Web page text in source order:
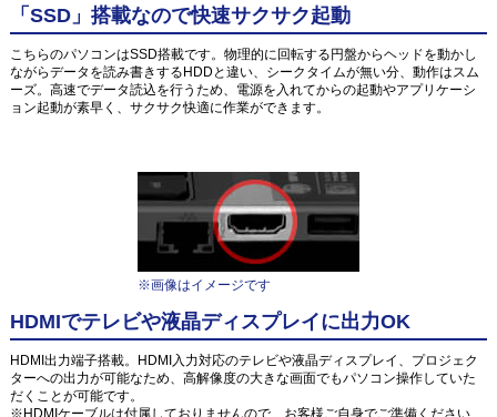
「SSD」搭載なので快速サクサク起動
こちらのパソコンはSSD搭載です。物理的に回転する円盤からヘッドを動かし
ながらデータを読み書きするHDDと違い、シークタイムが無い分、動作はスム
ーズ。高速でデータ読込を行うため、電源を入れてからの起動やアプリケーシ
ョン起動が素早く、サクサク快適に作業ができます。
※画像はイメージです
HDMIでテレビや液晶ディスプレイに出力OK
HDMI出力端子搭載。HDMI入力対応のテレビや液晶ディスプレイ、プロジェク
ターへの出力が可能なため、高解像度の大きな画面でもパソコン操作していた
だくことが可能です。
※HDMIケーブルは付属しておりませんので、お客様ご自身でご準備ください